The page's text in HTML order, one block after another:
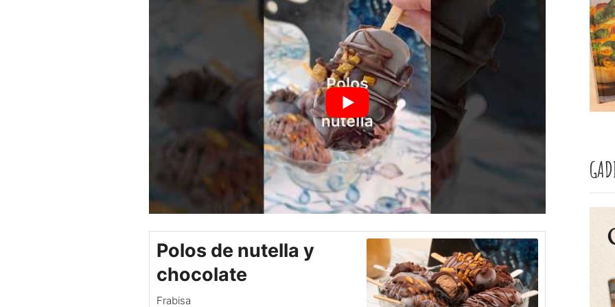
Polos de nutella y
chocolate
Frabisa